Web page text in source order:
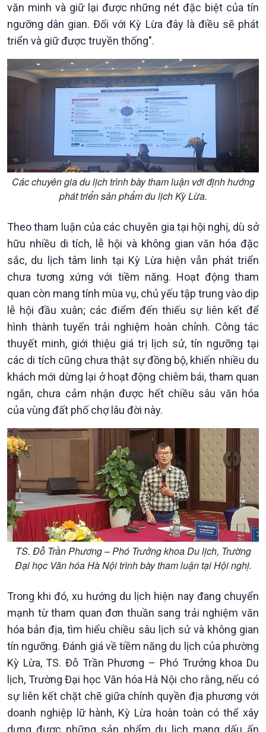
Chính trị
Tin Chính trị
Chính phủ với người dân
Quốc hội với cử tri
Xây dựng đảng
Đảng trong cuộc sống
Nhận diện sự thật
Pháp luật và đời sống
Thế giới
Tin thế giới
Vấn đề quốc tế
Hồ sơ sự kiện quốc tế
Thế giới & Việt Nam
Biên cương - Một dải vững
bền
Kinh tế
Tin Kinh tế
Trước giờ mở cửa
Dòng chảy Kinh tế
Sức sống hàng Việt
Khởi nghiệp
Tuyên chiến với gian lận
Nông nghiệp & Biển đảo
Tin Nông nghiệp & Biển
đảo
Mùa vàng
Biển đảo Việt Nam
Tâm tình biên giới và hải
đảo
Tìm hiểu biển, đảo Việt
Nam
văn minh và giữ lại được những nét đặc biệt của tín
ngưỡng dân gian. Đối với Kỳ Lừa đây là điều sẽ phát
triển và giữ được truyền thống".
Các chuyên gia du lịch trình bày tham luận với định hướng
phát triển sản phẩm du lịch Kỳ Lừa.
Theo tham luận của các chuyên gia tại hội nghị, dù sở
hữu nhiều di tích, lễ hội và không gian văn hóa đặc
sắc, du lịch tâm linh tại Kỳ Lừa hiện vẫn phát triển
chưa tương xứng với tiềm năng. Hoạt động tham
quan còn mang tính mùa vụ, chủ yếu tập trung vào dịp
lễ hội đầu xuân; các điểm đến thiếu sự liên kết để
hình thành tuyến trải nghiệm hoàn chỉnh. Công tác
thuyết minh, giới thiệu giá trị lịch sử, tín ngưỡng tại
các di tích cũng chưa thật sự đồng bộ, khiến nhiều du
khách mới dừng lại ở hoạt động chiêm bái, tham quan
ngắn, chưa cảm nhận được hết chiều sâu văn hóa
của vùng đất phố chợ lâu đời này.
TS. Đỗ Trần Phương – Phó Trưởng khoa Du lịch, Trường
Đại học Văn hóa Hà Nội trình bày tham luận tại Hội nghị.
Trong khi đó, xu hướng du lịch hiện nay đang chuyển
mạnh từ tham quan đơn thuần sang trải nghiệm văn
hóa bản địa, tìm hiểu chiều sâu lịch sử và không gian
tín ngưỡng. Đánh giá về tiềm năng du lịch của phường
Kỳ Lừa, TS. Đỗ Trần Phương – Phó Trưởng khoa Du
lịch, Trường Đại học Văn hóa Hà Nội cho rằng, nếu có
sự liên kết chặt chẽ giữa chính quyền địa phương với
doanh nghiệp lữ hành, Kỳ Lừa hoàn toàn có thể xây
dựng được những sản phẩm du lịch mang dấu ấn